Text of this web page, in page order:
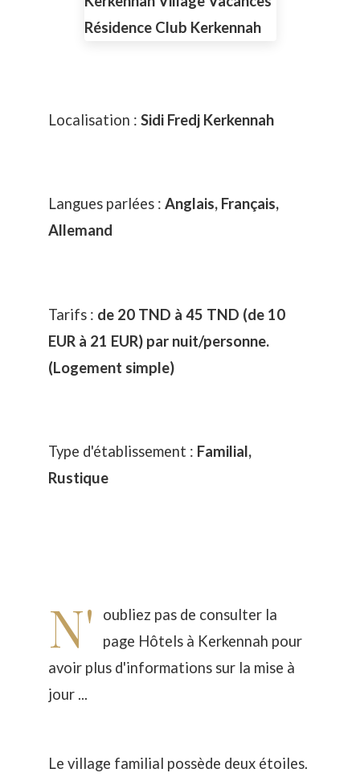
Localisation : Sidi Fredj Kerkennah
Langues parlées : Anglais, Français,
Allemand
Tarifs : de 20 TND à 45 TND (de 10
EUR à 21 EUR) par nuit/personne.
(Logement simple)
Type d'établissement : Familial,
Rustique
N'
oubliez pas de consulter la
page Hôtels à Kerkennah pour
avoir plus d'informations sur la mise à
jour ...
Le village familial possède deux étoiles.